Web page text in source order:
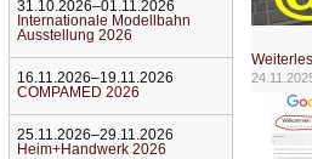
31.10.2026–01.11.2026
Internationale Modellbahn
Ausstellung 2026
16.11.2026–19.11.2026
COMPAMED 2026
25.11.2026–29.11.2026
Heim+Handwerk 2026